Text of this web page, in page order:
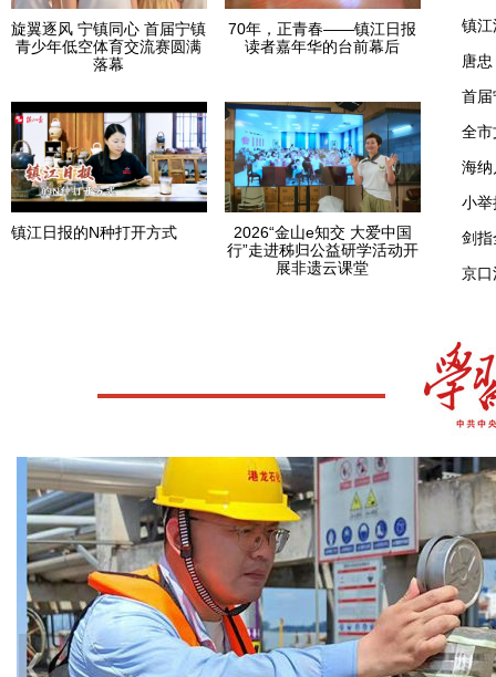
旋翼逐风 宁镇同心 首届宁镇
青少年低空体育交流赛圆满
落幕
70年，正青春——镇江日报
读者嘉年华的台前幕后
镇江日报的N种打开方式
2026“金山e知交 大爱中国
行”走进秭归公益研学活动开
展非遗云课堂
镇江
唐
首届
全市
海纳
小举
剑指
京口